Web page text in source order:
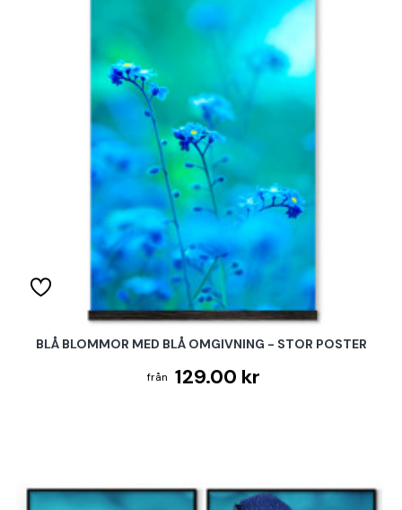
BLÅ BLOMMOR MED BLÅ OMGIVNING - STOR POSTER
129.00 kr